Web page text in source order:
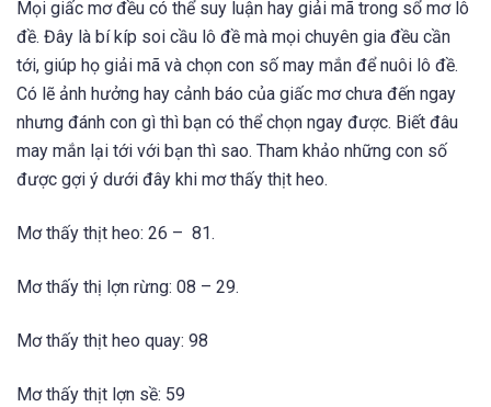
Mọi giấc mơ đều có thể suy luận hay giải mã trong sổ mơ lô
đề. Đây là bí kíp soi cầu lô đề mà mọi chuyên gia đều cần
tới, giúp họ giải mã và chọn con số may mắn để nuôi lô đề.
Có lẽ ảnh hưởng hay cảnh báo của giấc mơ chưa đến ngay
nhưng đánh con gì thì bạn có thể chọn ngay được. Biết đâu
may mắn lại tới với bạn thì sao. Tham khảo những con số
được gợi ý dưới đây khi mơ thấy thịt heo.
Mơ thấy thịt heo: 26 – 81.
Mơ thấy thị lợn rừng: 08 – 29.
Mơ thấy thịt heo quay: 98
Mơ thấy thịt lợn sề: 59